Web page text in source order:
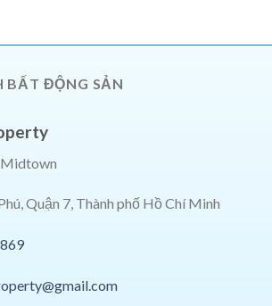
BẤT ĐỘNG SẢN
Midtown
Quận 7, Thành phố Hồ Chí Minh